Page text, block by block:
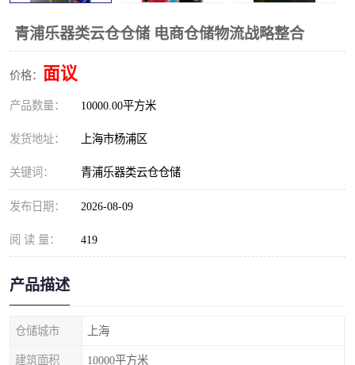
青浦乐器类云仓仓储 电商仓储物流战略整合
价格： 面议
产品数量： 10000.00平方米
发货地址： 上海市杨浦区
关键词： 青浦乐器类云仓仓储
发布日期： 2026-08-09
阅 读 量： 419
产品描述
仓储城市 上海
建筑面积 10000平方米